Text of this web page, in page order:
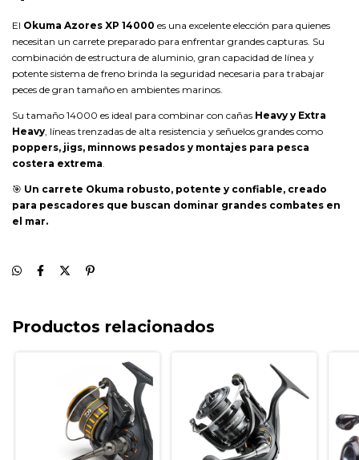
El Okuma Azores XP 14000 es una excelente elección para quienes
necesitan un carrete preparado para enfrentar grandes capturas. Su
combinación de estructura de aluminio, gran capacidad de línea y
potente sistema de freno brinda la seguridad necesaria para trabajar
peces de gran tamaño en ambientes marinos.
Su tamaño 14000 es ideal para combinar con cañas Heavy y Extra
Heavy, líneas trenzadas de alta resistencia y señuelos grandes como
poppers, jigs, minnows pesados y montajes para pesca
costera extrema.
🎯 Un carrete Okuma robusto, potente y confiable, creado
para pescadores que buscan dominar grandes combates en
el mar.
Productos relacionados